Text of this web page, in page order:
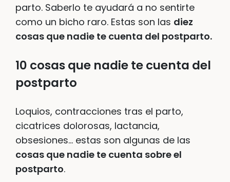
parto. Saberlo te ayudará a no sentirte
como un bicho raro. Estas son las diez
cosas que nadie te cuenta del postparto.
10 cosas que nadie te cuenta del
postparto
Loquios, contracciones tras el parto,
cicatrices dolorosas, lactancia,
obsesiones… estas son algunas de las
cosas que nadie te cuenta sobre el
postparto.